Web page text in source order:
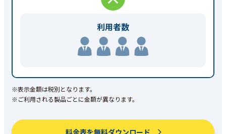
利用者数
※表示金額は税別となります。
※ご利用される製品ごとに金額が異なります。